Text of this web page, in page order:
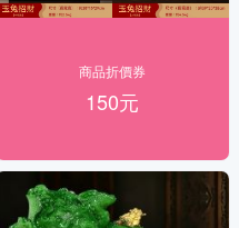
商品折價券
150元